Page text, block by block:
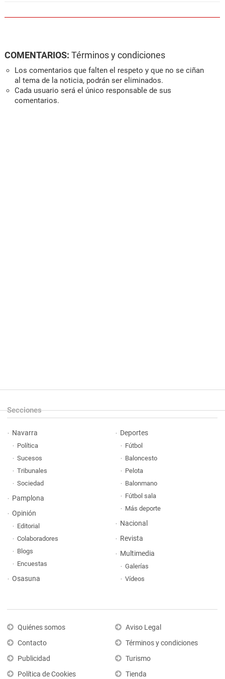
COMENTARIOS: Términos y condiciones
Los comentarios que falten el respeto y que no se ciñan
al tema de la noticia, podrán ser eliminados.
Cada usuario será el único responsable de sus
comentarios.
Secciones
Navarra
Política
Sucesos
Tribunales
Sociedad
Pamplona
Opinión
Editorial
Colaboradores
Blogs
Encuestas
Osasuna
Deportes
Fútbol
Baloncesto
Pelota
Balonmano
Fútbol sala
Más deporte
Nacional
Revista
Multimedia
Galerías
Vídeos
Quiénes somos
Contacto
Publicidad
Política de Cookies
Aviso Legal
Términos y condiciones
Turismo
Tienda